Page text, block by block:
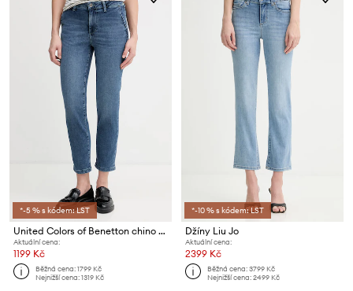
*-5 % s kódem: LST
United Colors of Benetton chino kalhoty dámské
Aktuální cena:
1199 Kč
Běžná cena:1799 Kč
Nejnižší cena:1319 Kč
*-10 % s kódem: LST
Džíny Liu Jo
Aktuální cena:
2399 Kč
Běžná cena:3799 Kč
Nejnižší cena:2499 Kč